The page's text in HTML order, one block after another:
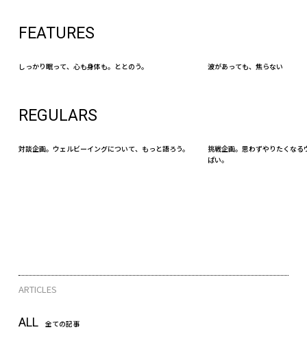
FEATURES
しっかり眠って、心も身体も。ととのう。 波があっても、焦らない
REGULARS
対談企画。ウェルビーイングについて、もっと語ろう。
挑戦企画。思わずやりたくなる
ぱい。
ARTICLES
ALL 全ての記事